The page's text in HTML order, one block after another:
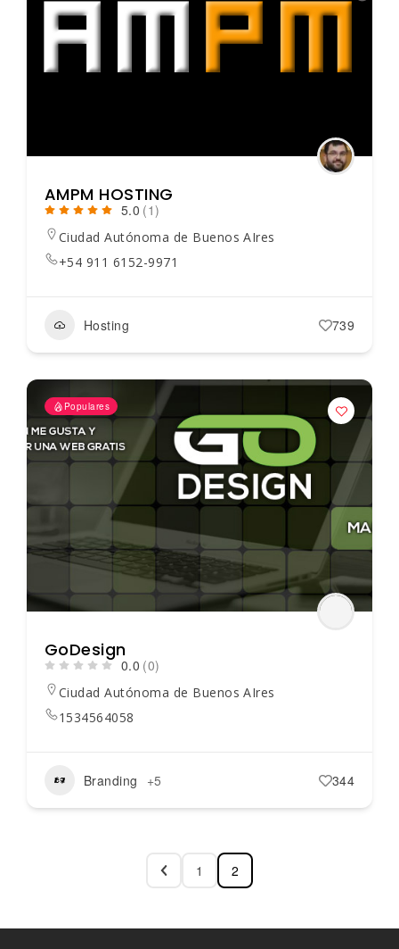
AMPM HOSTING
5.0 (1)
Ciudad Autónoma de Buenos AIres
+54 911 6152-9971
Hosting 739
Populares
GoDesign
0.0 (0)
Ciudad Autónoma de Buenos AIres
1534564058
Branding +5 344
1 2